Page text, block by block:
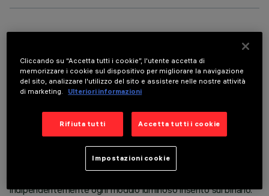
ULTIMO AGGIORNAMENTO: 07/08/2026
DESCRIZIONE
Apparecchio miniaturizzato lineare ad incasso per sorgenti
LED, specializzato per illuminazione verticale delle pareti
completo di adattatore per installazione su binario Superrail
LV. L’adattatore in materiale termoplastico include il circuito
driver DC/DC con protocollo Bluetooth. La tecnologia
indipendentemente ogni modulo luminoso inserito sul binario.
Cliccando su “Accetta tutti i cookie”, l'utente accetta di
memorizzare i cookie sul dispositivo per migliorare la navigazione
del sito, analizzare l'utilizzo del sito e assistere nelle nostre attività
di marketing.
Ulteriori informazioni
Rifiuta tutti Accetta tutti i cookie
Impostazioni cookie